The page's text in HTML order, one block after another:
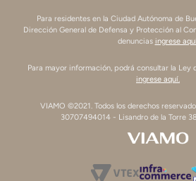
Para residentes en la Ciudad Autónoma de
Dirección General de Defensa y Protección al
denuncias ingrese
Para mayor información, podrá consultar la Ley
ingrese aquí.
VIAMO ©2021. Todos los derechos
30707494014 - Lisandro de la Torre